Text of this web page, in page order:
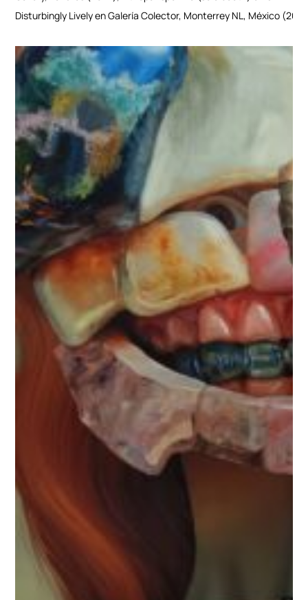
Disturbingly Lively en Galería Colector, Monterrey NL, México